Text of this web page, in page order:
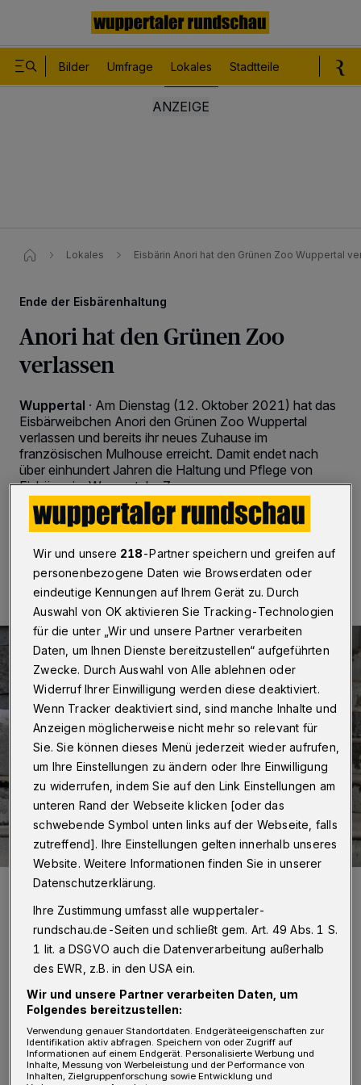
Bilder Umfrage Lokales Stadtteile
Lokales Eisbärin Anori hat den Grünen Zoo Wuppertal
Ende der Eisbärenhaltung
Anori hat den Grünen Zoo
verlassen
Wuppertal · Am Dienstag (12. Oktober 2021) hat das
Eisbärweibchen Anori den Grünen Zoo Wuppertal
verlassen und bereits ihr neues Zuhause im
französischen Mulhouse erreicht. Damit endet nach
über einhundert Jahren die Haltung und Pflege von
Eisbären im Wuppertaler Zoo.
13.10.2021 , 12:30 Uhr 2 Minuten Lesezeit
Anori wohnt nun in Mulhouse in einer großen Freianlage, in die zwei
Foto: Grüne Zoo Wuppertal/Claudia Philipp
D ie am 4. Januar 2012 in Wuppertal
geborene Anori wird in Mulhouse eine
rund 3.000 Quadratmeter große Freianlage
Wir und unsere 218-Partner speichern und greifen auf
personenbezogene Daten wie Browserdaten oder
eindeutige Kennungen auf Ihrem Gerät zu. Durch
Auswahl von OK aktivieren Sie Tracking-Technologien
für die unter „Wir und unsere Partner verarbeiten
Daten, um Ihnen Dienste bereitzustellen“ aufgeführten
Zwecke. Durch Auswahl von Alle ablehnen oder
Widerruf Ihrer Einwilligung werden diese deaktiviert.
Wenn Tracker deaktiviert sind, sind manche Inhalte und
Anzeigen möglicherweise nicht mehr so relevant für
Sie. Sie können dieses Menü jederzeit wieder aufrufen,
um Ihre Einstellungen zu ändern oder Ihre Einwilligung
zu widerrufen, indem Sie auf den Link Einstellungen am
unteren Rand der Webseite klicken [oder das
schwebende Symbol unten links auf der Webseite, falls
zutreffend]. Ihre Einstellungen gelten innerhalb unseres
Website. Weitere Informationen finden Sie in unserer
Datenschutzerklärung.
Ihre Zustimmung umfasst alle wuppertaler-
rundschau.de-Seiten und schließt gem. Art. 49 Abs. 1 S.
1 lit. a DSGVO auch die Datenverarbeitung außerhalb
des EWR, z.B. in den USA ein.
Wir und unsere Partner verarbeiten Daten, um
Folgendes bereitzustellen:
Verwendung genauer Standortdaten. Endgeräteeigenschaften zur
Identifikation aktiv abfragen. Speichern von oder Zugriff auf
Informationen auf einem Endgerät. Personalisierte Werbung und
Inhalte, Messung von Werbeleistung und der Performance von
Inhalten, Zielgruppenforschung sowie Entwicklung und